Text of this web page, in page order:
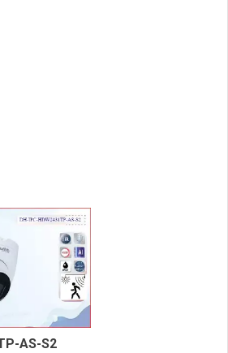
AS-S2